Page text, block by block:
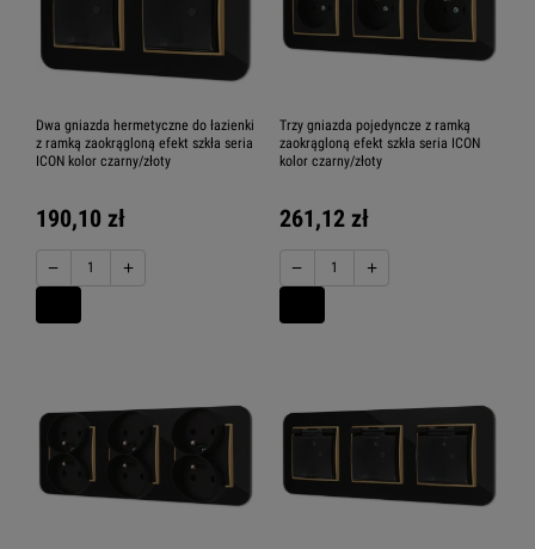
Dwa gniazda hermetyczne do łazienki
z ramką zaokrągloną efekt szkła seria
ICON kolor czarny/złoty
190,10 zł
− +
Trzy gniazda pojedyncze z ramką
zaokrągloną efekt szkła seria ICON
kolor czarny/złoty
261,12 zł
− +